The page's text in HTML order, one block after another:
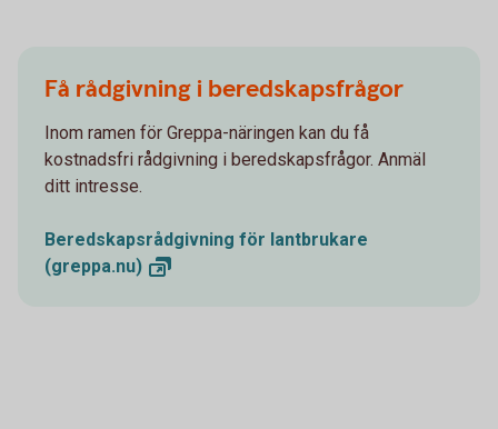
Få rådgivning i beredskapsfrågor
Inom ramen för Greppa-näringen kan du få
kostnadsfri rådgivning i beredskapsfrågor. Anmäl
ditt intresse.
Beredskapsrådgivning för lantbrukare
(greppa.nu)